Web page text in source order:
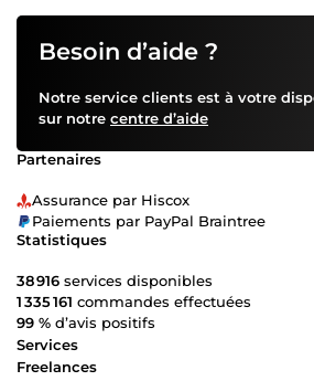
Besoin d’aide ?
Notre service clients est à votre
sur notre centre d’aide
Partenaires
Assurance par Hiscox
Paiements par PayPal Braintree
Statistiques
38 916 services disponibles
1 335 161 commandes effectuées
99 % d’avis positifs
Services
Freelances